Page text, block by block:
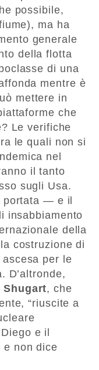
possibile,
ma ha
generale
della flotta
di una
mentre è
mettere in
che
Le verifiche
le quali non si
nel
il tanto
sugli Usa.
portata — e il
insabbiamento
della
costruzione di
per le
D’altronde,
Shugart, che
“riuscite a
e il
e non dice